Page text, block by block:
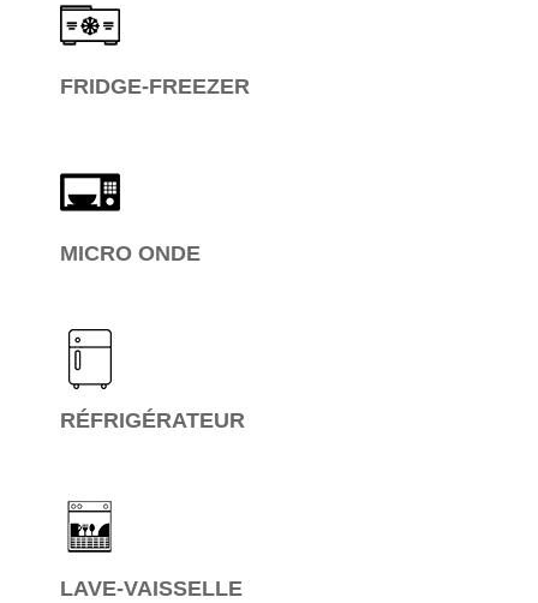
FRIDGE-FREEZER
MICRO ONDE
RÉFRIGÉRATEUR
LAVE-VAISSELLE